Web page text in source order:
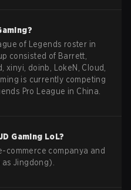
?
of Legends roster in
consisted of Barrett,
xinyi, doinb, LokeN, Cloud,
is currently competing
Pro League in China.
Gaming LoL?
commerce companya and
Jingdong).